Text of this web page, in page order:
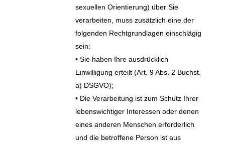
sexuellen Orientierung) über Sie
verarbeiten, muss zusätzlich eine der
folgenden Rechtgrundlagen einschlägig
sein:
• Sie haben Ihre ausdrücklich
Einwilligung erteilt (Art. 9 Abs. 2 Buchst.
a) DSGVO);
• Die Verarbeitung ist zum Schutz Ihrer
lebenswichtiger Interessen oder denen
eines anderen Menschen erforderlich
und die betroffene Person ist aus